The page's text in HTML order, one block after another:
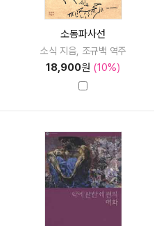
소동파사선
소식 지음, 조규백 역주
18,900원 (10%)